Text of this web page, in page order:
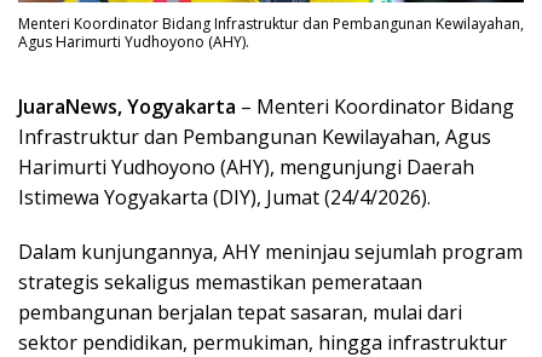
Menteri Koordinator Bidang Infrastruktur dan Pembangunan Kewilayahan,
Agus Harimurti Yudhoyono (AHY).
JuaraNews, Yogyakarta – Menteri Koordinator Bidang
Infrastruktur dan Pembangunan Kewilayahan, Agus
Harimurti Yudhoyono (AHY), mengunjungi Daerah
Istimewa Yogyakarta (DIY), Jumat (24/4/2026).
Dalam kunjungannya, AHY meninjau sejumlah program
strategis sekaligus memastikan pemerataan
pembangunan berjalan tepat sasaran, mulai dari
sektor pendidikan, permukiman, hingga infrastruktur